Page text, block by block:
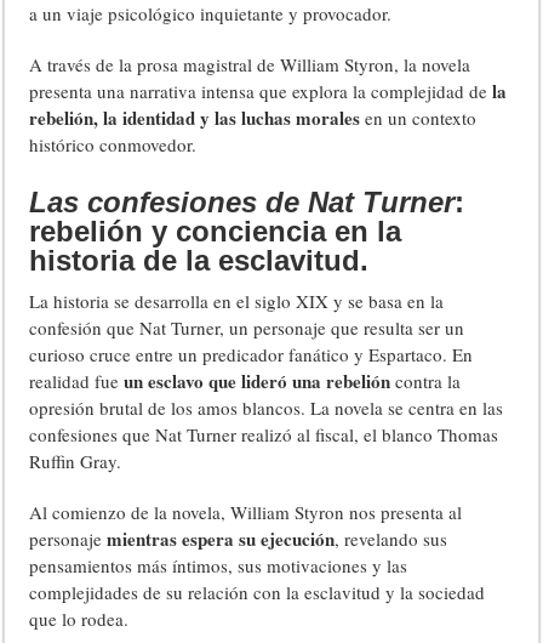
a un viaje psicológico inquietante y provocador.
A través de la prosa magistral de William Styron, la novela
presenta una narrativa intensa que explora la complejidad dela
rebelión, la identidad y las luchas morales en un contexto
histórico conmovedor.
Las confesiones de Nat Turner:
rebelión y conciencia en la
historia de la esclavitud.
La historia se desarrolla en el siglo XIX y se basa en la
confesión que Nat Turner, un personaje que resulta ser un
curioso cruce entre un predicador fanático y Espartaco. En
realidad fueun esclavo que lideró una rebelión contra la
opresión brutal de los amos blancos. La novela se centra en las
confesiones que Nat Turner realizó al fiscal, el blanco Thomas
Ruffin Gray.
Al comienzo de la novela, William Styron nos presenta al
personajemientras espera su ejecución, revelando sus
pensamientos más íntimos, sus motivaciones y las
complejidades de su relación con la esclavitud y la sociedad
que lo rodea.